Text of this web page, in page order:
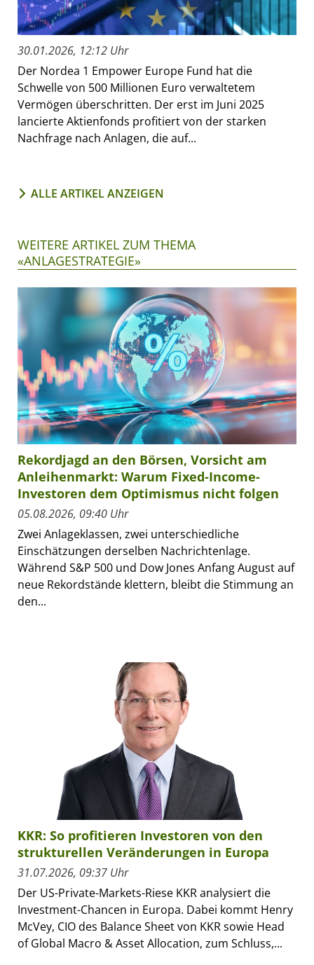
30.01.2026, 12:12 Uhr
Der Nordea 1 Empower Europe Fund hat die
Schwelle von 500 Millionen Euro verwaltetem
Vermögen überschritten. Der erst im Juni 2025
lancierte Aktienfonds profitiert von der starken
Nachfrage nach Anlagen, die auf...
ALLE ARTIKEL ANZEIGEN
WEITERE ARTIKEL ZUM THEMA
«ANLAGESTRATEGIE»
Rekordjagd an den Börsen, Vorsicht am
Anleihenmarkt: Warum Fixed-Income-
Investoren dem Optimismus nicht folgen
05.08.2026, 09:40 Uhr
Zwei Anlageklassen, zwei unterschiedliche
Einschätzungen derselben Nachrichtenlage.
Während S&P 500 und Dow Jones Anfang August auf
neue Rekordstände klettern, bleibt die Stimmung an
den...
KKR: So profitieren Investoren von den
strukturellen Veränderungen in Europa
31.07.2026, 09:37 Uhr
Der US-Private-Markets-Riese KKR analysiert die
Investment-Chancen in Europa. Dabei kommt Henry
McVey, CIO des Balance Sheet von KKR sowie Head
of Global Macro & Asset Allocation, zum Schluss,...